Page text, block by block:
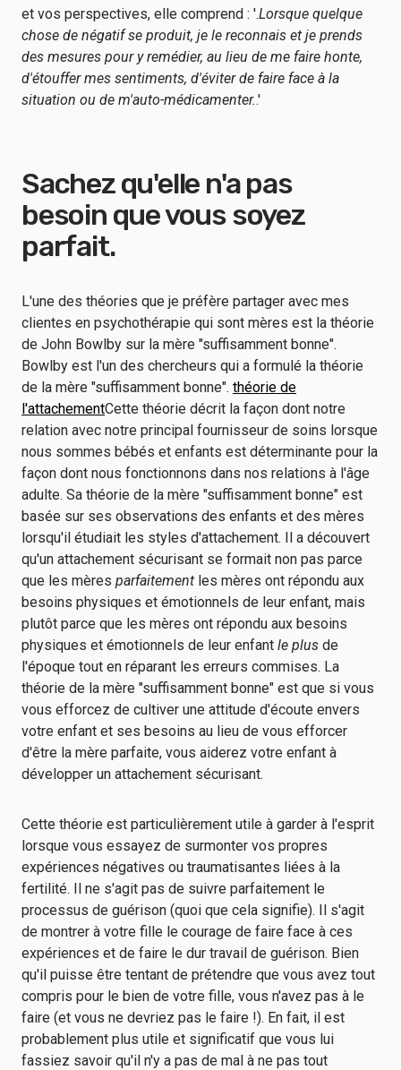
et vos perspectives, elle comprend : '.Lorsque quelque
chose de négatif se produit, je le reconnais et je prends
des mesures pour y remédier, au lieu de me faire honte,
d'étouffer mes sentiments, d'éviter de faire face à la
situation ou de m'auto-médicamenter..'
Sachez qu'elle n'a pas
besoin que vous soyez
parfait.
L'une des théories que je préfère partager avec mes
clientes en psychothérapie qui sont mères est la théorie
de John Bowlby sur la mère "suffisamment bonne".
Bowlby est l'un des chercheurs qui a formulé la théorie
de la mère "suffisamment bonne". théorie de
l'attachementCette théorie décrit la façon dont notre
relation avec notre principal fournisseur de soins lorsque
nous sommes bébés et enfants est déterminante pour la
façon dont nous fonctionnons dans nos relations à l'âge
adulte. Sa théorie de la mère "suffisamment bonne" est
basée sur ses observations des enfants et des mères
lorsqu'il étudiait les styles d'attachement. Il a découvert
qu'un attachement sécurisant se formait non pas parce
que les mères parfaitement les mères ont répondu aux
besoins physiques et émotionnels de leur enfant, mais
plutôt parce que les mères ont répondu aux besoins
physiques et émotionnels de leur enfant le plus de
l'époque tout en réparant les erreurs commises. La
théorie de la mère "suffisamment bonne" est que si vous
vous efforcez de cultiver une attitude d'écoute envers
votre enfant et ses besoins au lieu de vous efforcer
d'être la mère parfaite, vous aiderez votre enfant à
développer un attachement sécurisant.
Cette théorie est particulièrement utile à garder à l'esprit
lorsque vous essayez de surmonter vos propres
expériences négatives ou traumatisantes liées à la
fertilité. Il ne s'agit pas de suivre parfaitement le
processus de guérison (quoi que cela signifie). Il s'agit
de montrer à votre fille le courage de faire face à ces
expériences et de faire le dur travail de guérison. Bien
qu'il puisse être tentant de prétendre que vous avez tout
compris pour le bien de votre fille, vous n'avez pas à le
faire (et vous ne devriez pas le faire !). En fait, il est
probablement plus utile et significatif que vous lui
fassiez savoir qu'il n'y a pas de mal à ne pas tout